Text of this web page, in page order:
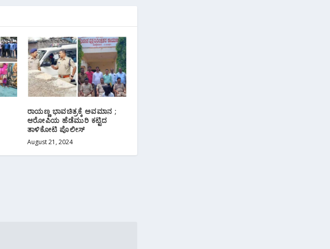
ರಾಯಣ್ಣ ಭಾವಚಿತ್ರಕ್ಕೆ ಅವಮಾನ ;
ಆರೋಪಿಯ ಹೆಡೆಮುರಿ‌ ಕಟ್ಟಿದ
ತಾಳಿಕೋಟಿ ಪೊಲೀಸ್
August 21, 2024